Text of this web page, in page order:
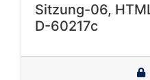
Sitzung-06,
D-60217c